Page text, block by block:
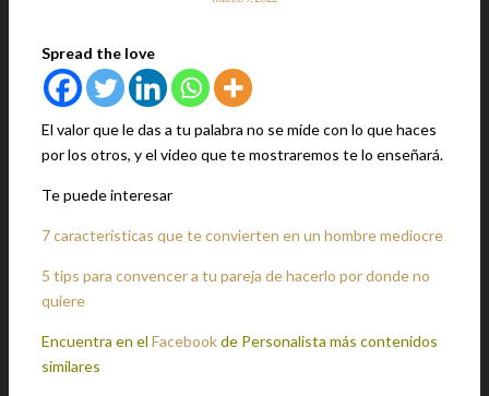
Spread the love
El valor que le das a tu palabra no se mide con lo que haces
por los otros, y el video que te mostraremos te lo enseñará.
Te puede interesar
7 características que te convierten en un hombre mediocre
5 tips para convencer a tu pareja de hacerlo por donde no
quiere
Encuentra en el Facebookde Personalista más contenidos
similares